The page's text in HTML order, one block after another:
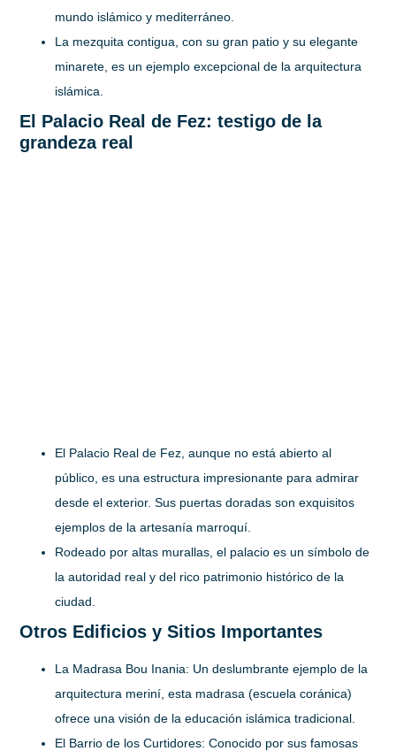
mundo islámico y mediterráneo.
La mezquita contigua, con su gran patio y su elegante
minarete, es un ejemplo excepcional de la arquitectura
islámica.
El Palacio Real de Fez: testigo de la
grandeza real
El Palacio Real de Fez, aunque no está abierto al
público, es una estructura impresionante para admirar
desde el exterior. Sus puertas doradas son exquisitos
ejemplos de la artesanía marroquí.
Rodeado por altas murallas, el palacio es un símbolo de
la autoridad real y del rico patrimonio histórico de la
ciudad.
Otros Edificios y Sitios Importantes
La Madrasa Bou Inania: Un deslumbrante ejemplo de la
arquitectura meriní, esta madrasa (escuela coránica)
ofrece una visión de la educación islámica tradicional.
El Barrio de los Curtidores: Conocido por sus famosas